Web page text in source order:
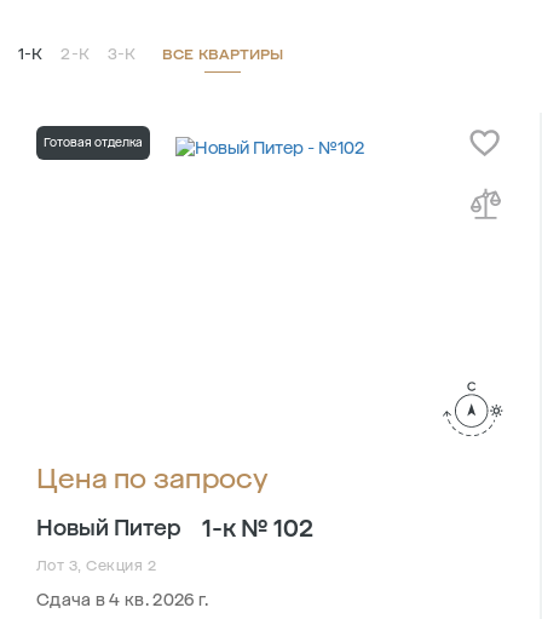
1-К 2-К 3-К ВСЕ КВАРТИРЫ
Готовая отделка
Цена по запросу
Новый Питер 1-к № 102
Лот 3, Секция 2
Сдача в 4 кв. 2026 г.